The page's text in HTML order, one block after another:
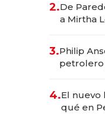
las
2.De
a Mirtha
3.Philip
petrolero
Fénix
4.El nuevo
qué en